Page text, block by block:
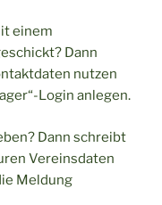
einem
Dann
nutzen
Login anlegen.
Dann schreibt
Vereinsdaten
Meldung